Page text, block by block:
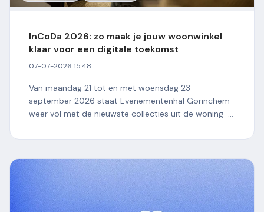
InCoDa 2026: zo maak je jouw woonwinkel
klaar voor een digitale toekomst
07-07-2026 15:48
Van maandag 21 tot en met woensdag 23
september 2026 staat Evenementenhal Gorinchem
weer vol met de nieuwste collecties uit de woning-